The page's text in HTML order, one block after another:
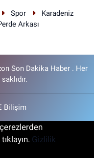
Spor
Karadeniz
Arkası
Son Dakika Haber . Her
Bilişim
Gizlilik